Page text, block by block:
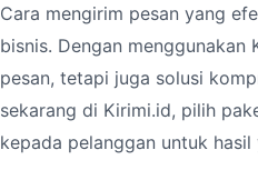
Cara mengirim pesan yang
bisnis. Dengan
pesan, tetapi juga solusi
sekarang di Kirimi.id, pilih
kepada pelanggan untuk hasil